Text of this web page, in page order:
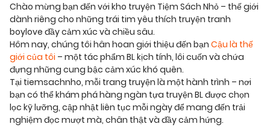
Chào mừng bạn đến với kho truyện Tiệm Sách Nhỏ – thế giới
dành riêng cho những trái tim yêu thích truyện tranh
boylove đầy cảm xúc và chiều sâu.
Hôm nay, chúng tôi hân hoan giới thiệu đến bạn Cậu là thế
giới của tôi – một tác phẩm BL kịch tính, lôi cuốn và chứa
đựng những cung bậc cảm xúc khó quên.
Tại tiemsachnho, mỗi trang truyện là một hành trình – nơi
bạn có thể khám phá hàng ngàn tựa truyện BL được chọn
lọc kỹ lưỡng, cập nhật liên tục mỗi ngày để mang đến trải
nghiệm đọc mượt mà, chân thật và đầy cảm hứng.